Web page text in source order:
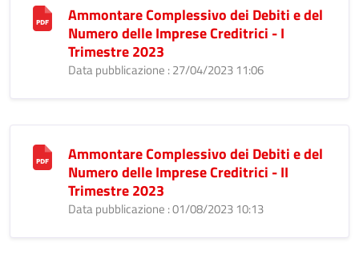
Ammontare Complessivo dei Debiti e del
Numero delle Imprese Creditrici - I
Trimestre 2023
Data pubblicazione : 27/04/2023 11:06
Ammontare Complessivo dei Debiti e del
Numero delle Imprese Creditrici - II
Trimestre 2023
Data pubblicazione : 01/08/2023 10:13